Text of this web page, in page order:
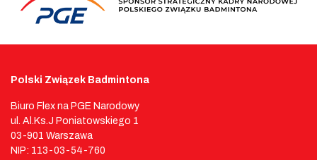
Polski Związek Badmintona
Biuro Flex na PGE Narodowy
ul. Al.Ks.J Poniatowskiego 1
03-901 Warszawa
NIP: 113-03-54-760